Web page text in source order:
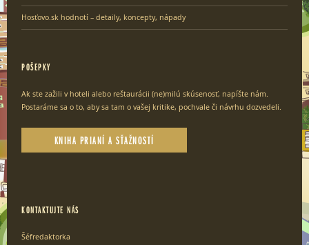
Hosťovo.sk hodnotí – detaily, koncepty, nápady
POŠEPKY
Ak ste zažili v hoteli alebo reštaurácii (ne)milú skúsenosť, napíšte nám.
Postaráme sa o to, aby sa tam o vašej kritike, pochvale či návrhu dozvedeli.
KNIHA PRIANÍ A SŤAŽNOSTÍ
KONTAKTUJTE NÁS
Šéfredaktorka